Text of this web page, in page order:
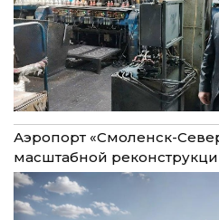
Аэропорт «Смоленск-
масштабной